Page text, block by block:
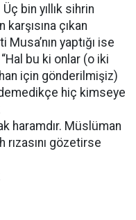
bin yıllık sihrin
karşısına çıkan
Musa’nın yaptığı ise
bu ki onlar (o iki
için gönderilmişiz)
hiç kimseye
haramdır. Müslüman
gözetirse